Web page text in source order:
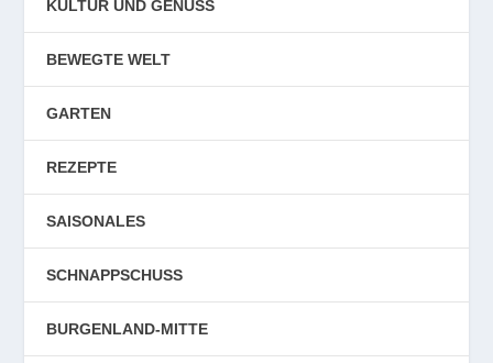
KULTUR UND GENUSS
BEWEGTE WELT
GARTEN
REZEPTE
SAISONALES
SCHNAPPSCHUSS
BURGENLAND-MITTE